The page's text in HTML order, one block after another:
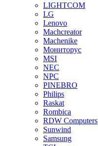
LIGHTCOM
LG
Lenovo
Machcreator
Machenike
Мониторус
MSI
NEC
NPC
PINEBRO
Philips
Raskat
Rombica
RDW Computers
Sunwind
Samsung